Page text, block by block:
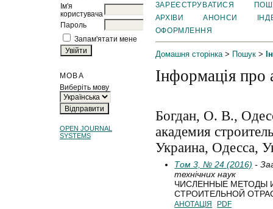
Ім'я
користувача
Пароль
Запам'ятати мене
МОВА
Виберіть мову
OPEN JOURNAL
SYSTEMS
ЗАРЕЄСТРУВАТИСЯ
АРХІВИ
АНОНСИ
ОФОРМЛЕННЯ
Домашня сторінка> Пошук>
Інформація про
Богдан, О. В.,
академия
Украина, Одесса,
Том 3, № 24 (2016) -
технічних наук
ЧИСЛЕННЫЕ МЕТОДЫ
СТРОИТЕЛЬНОЙ
АНОТАЦІЯ PDF